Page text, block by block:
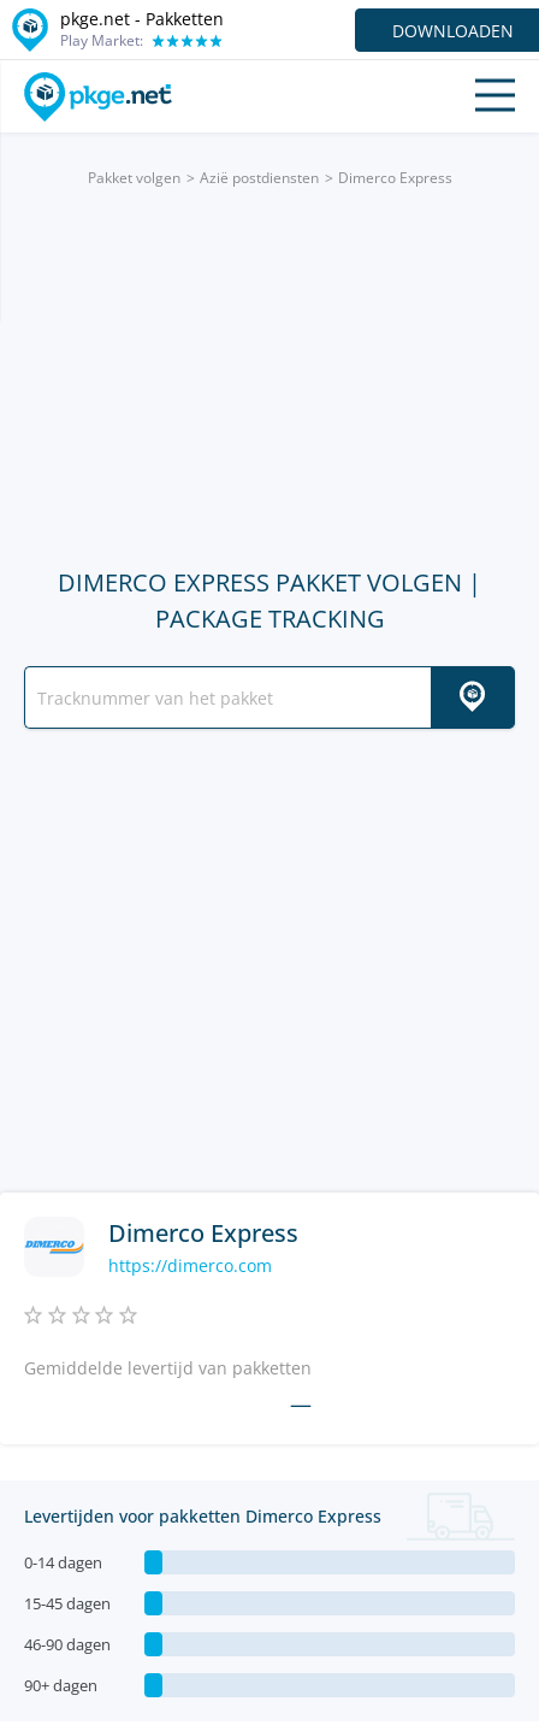
pkge.net - Pakketten
Play Market: DOWNLOADEN
Pakket volgen Azië postdiensten Dimerco Express
DIMERCO EXPRESS PAKKET VOLGEN |
PACKAGE TRACKING
Dimerco Express
https://dimerco.com
Gemiddelde levertijd van pakketten
—
Levertijden voor pakketten Dimerco Express
0-14 dagen
15-45 dagen
46-90 dagen
90+ dagen